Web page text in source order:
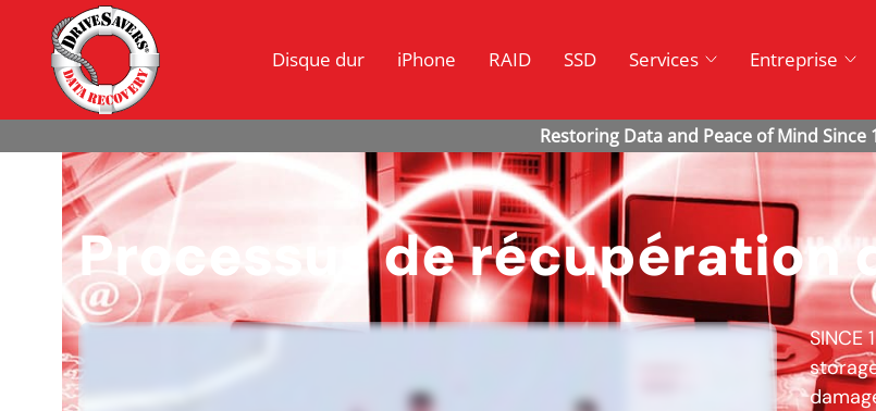
Disque dur iPhone RAID SSD Services Entreprise
Processus de récupération